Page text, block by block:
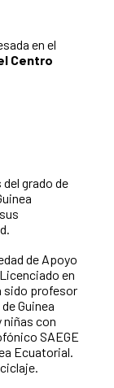
en el
Centro
grado de
de Apoyo
en
sido profesor
Guinea
niñas con
SAEGE
Ecuatorial.